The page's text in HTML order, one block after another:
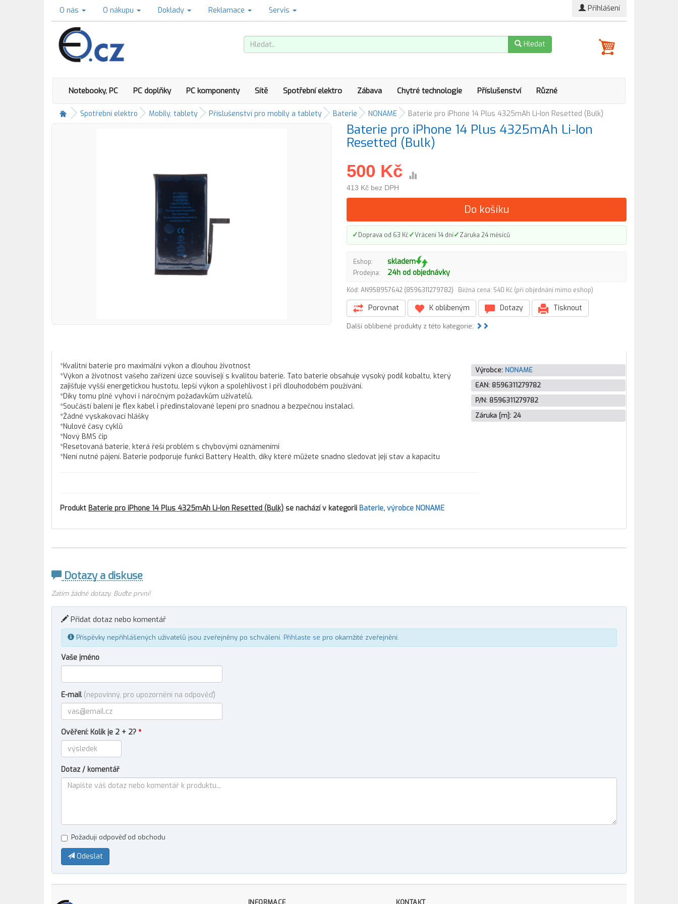
O nás O nákupu Doklady Reklamace Servis Přihlášení
Hledat
Notebooky, PC PC doplňky PC komponenty Sítě Spotřební elektro Zábava Chytré technologie Příslušenství Různé
Spotřební elektro Mobily, tablety Příslušenství pro mobily a tablety Baterie NONAME Baterie pro iPhone 14 Plus 4325mAh Li-Ion Resetted (Bulk)
Baterie pro iPhone 14 Plus 4325mAh Li-Ion
Resetted (Bulk)
500 Kč
413 Kč bez DPH
Do košíku
✓Doprava od 63 Kč✓Vrácení 14 dní✓Záruka 24 měsíců
Eshop: skladem
Prodejna: 24h od objednávky
Kód: AN958957642 (8596311279782) Běžná cena: 540 Kč (při objednání mimo eshop)
Porovnat K oblíbeným Dotazy Tisknout
Další oblíbené produkty z této kategorie:
*Kvalitní baterie pro maximální výkon a dlouhou životnost
*Výkon a životnost vašeho zařízení úzce souvisejí s kvalitou baterie. Tato baterie obsahuje vysoký podíl kobaltu, který
zajišťuje vyšší energetickou hustotu, lepší výkon a spolehlivost i při dlouhodobém používání.
*Díky tomu plně vyhoví i náročným požadavkům uživatelů.
*Součástí balení je flex kabel i předinstalované lepení pro snadnou a bezpečnou instalaci.
*Žádné vyskakovací hlášky
*Nulové časy cyklů
*Nový BMS čip
*Resetovaná baterie, která řeší problém s chybovými oznámeními
*Není nutné pájení. Baterie podporuje funkci Battery Health, díky které můžete snadno sledovat její stav a kapacitu
Produkt Baterie pro iPhone 14 Plus 4325mAh Li-Ion Resetted (Bulk) se nachází v kategorii Baterie, výrobce NONAME
Výrobce: NONAME
EAN: 8596311279782
P/N: 8596311279782
Záruka [m]: 24
Dotazy a diskuse
Zatím žádné dotazy. Buďte první!
Přidat dotaz nebo komentář
Příspěvky nepřihlášených uživatelů jsou zveřejněny po schválení. Přihlaste se pro okamžité zveřejnění.
Vaše jméno
E-mail (nepovinný, pro upozornění na odpověď)
Ověření: Kolik je 2 + 2? *
Dotaz / komentář
Požaduji odpověď od obchodu
Odeslat
INFORMACE KONTAKT